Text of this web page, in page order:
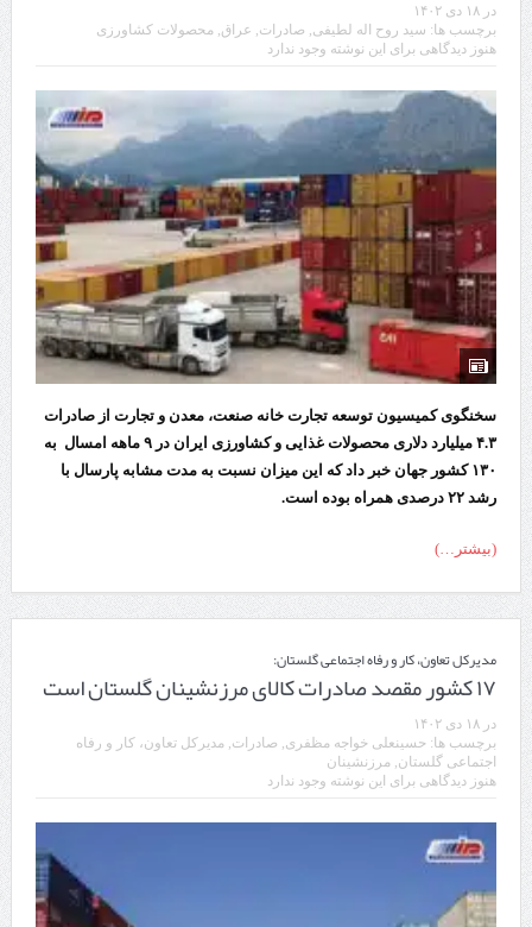
در ۱۸ دی ۱۴۰۲
برچسب ها: سید روح اله لطیفی, صادرات, عراق, محصولات کشاورزی
هنوز دیدگاهی برای این نوشته وجود ندارد
سخنگوی کمیسیون توسعه تجارت خانه صنعت، معدن و تجارت از صادرات
۴.۳ میلیارد دلاری محصولات غذایی و کشاورزی ایران در ۹ ماهه امسال به
۱۳۰ کشور جهان خبر داد که این میزان نسبت به مدت مشابه پارسال با
رشد ۲۲ درصدی همراه بوده است.
(بیشتر…)
مدیرکل تعاون، کار و رفاه اجتماعی گلستان:
۱۷ کشور مقصد صادرات کالای مرزنشینان گلستان است
در ۱۸ دی ۱۴۰۲
برچسب ها: حسینعلی خواجه‌ مظفری, صادرات, مدیرکل تعاون، کار و رفاه
اجتماعی گلستان, مرزنشینان
هنوز دیدگاهی برای این نوشته وجود ندارد